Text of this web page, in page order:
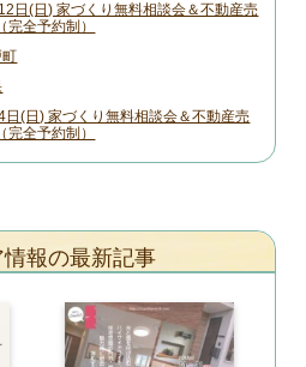
日(日) 家づくり無料相談会＆不動産売
完全予約制）
町
日(日) 家づくり無料相談会＆不動産売
完全予約制）
情報の最新記事